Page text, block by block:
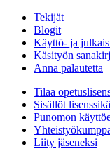
Tekijät
Blogit
Käyttö- ja
Käsityön
Anna palautetta
Tilaa
Sisällöt
Punomon
Liity jäseneksi